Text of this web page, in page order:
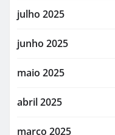
julho 2025
junho 2025
maio 2025
abril 2025
março 2025